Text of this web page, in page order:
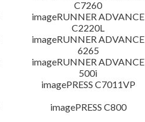
C7260
imageRUNNER ADVANCE
C2220L
imageRUNNER ADVANCE
6265
imageRUNNER ADVANCE
500i
imagePRESS C7011VP
imagePRESS C800